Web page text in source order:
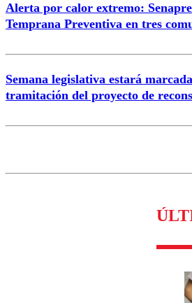
Alerta por calor extremo:
Temprana Preventiva en tres
Semana legislativa estará
tramitación del proyecto de